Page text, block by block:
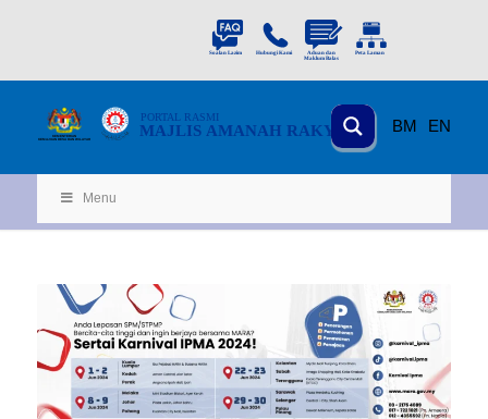
BM EN
MAJLIS AMANAH RAKYAT
PORTAL RASMI
KEMENTERIAN
KEMAJUAN DESA DAN WILA YAH
Menu